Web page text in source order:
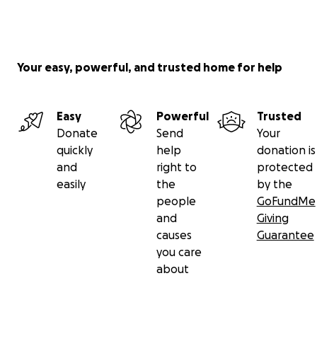
Your easy, powerful, and trusted home for help
Easy
Donate
quickly
and
easily
Powerful
Send
help
right to
the
people
and
causes
you care
about
Trusted
Your
donation is
protected
by the
GoFundMe
Giving
Guarantee